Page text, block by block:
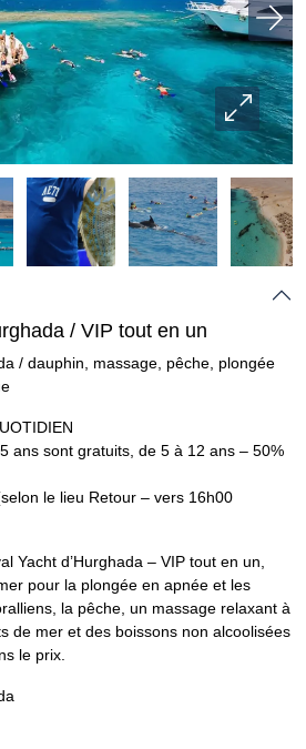
/ VIP tout en un
/ dauphin, massage, pêche, plongée
ans sont gratuits, de 5 à 12 ans – 50%
le lieu Retour – vers 16h00
Yacht d’Hurghada – VIP tout en un,
pour la plongée en apnée et les
la pêche, un massage relaxant à
de mer et des boissons non alcoolisées
le prix.